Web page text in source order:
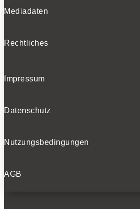
Mediadaten
Rechtliches
Impressum
Datenschutz
Nutzungsbedingungen
AGB